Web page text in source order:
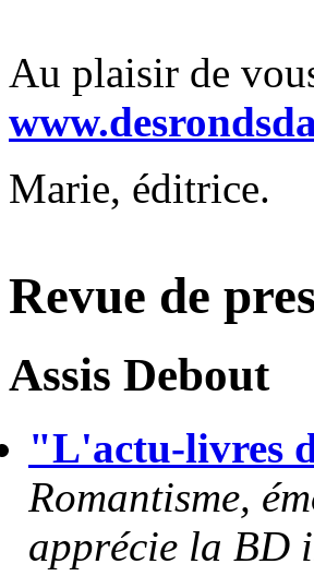
Au plaisir de
Marie, éditrice.
Revue de
Assis Debout
"L'actu-livres
Romantisme,
apprécie la BD